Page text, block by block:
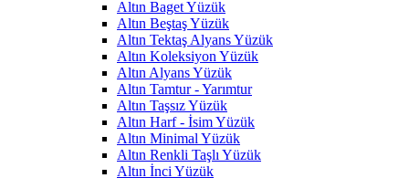
Altın Baget Yüzük
Altın Beştaş Yüzük
Altın Tektaş Alyans Yüzük
Altın Koleksiyon Yüzük
Altın Alyans Yüzük
Altın Tamtur - Yarımtur
Altın Taşsız Yüzük
Altın Harf - İsim Yüzük
Altın Minimal Yüzük
Altın Renkli Taşlı Yüzük
Altın İnci Yüzük